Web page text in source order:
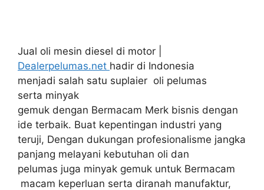
Jual oli mesin diesel di motor |
Dealerpelumas.net hadir di Indonesia
menjadi salah satu suplaier oli pelumas
serta minyak
gemuk dengan Bermacam Merk bisnis dengan
ide terbaik. Buat kepentingan industri yang
teruji, Dengan dukungan profesionalisme jangka
panjang melayani kebutuhan oli dan
pelumas juga minyak gemuk untuk Bermacam
macam keperluan serta diranah manufaktur,